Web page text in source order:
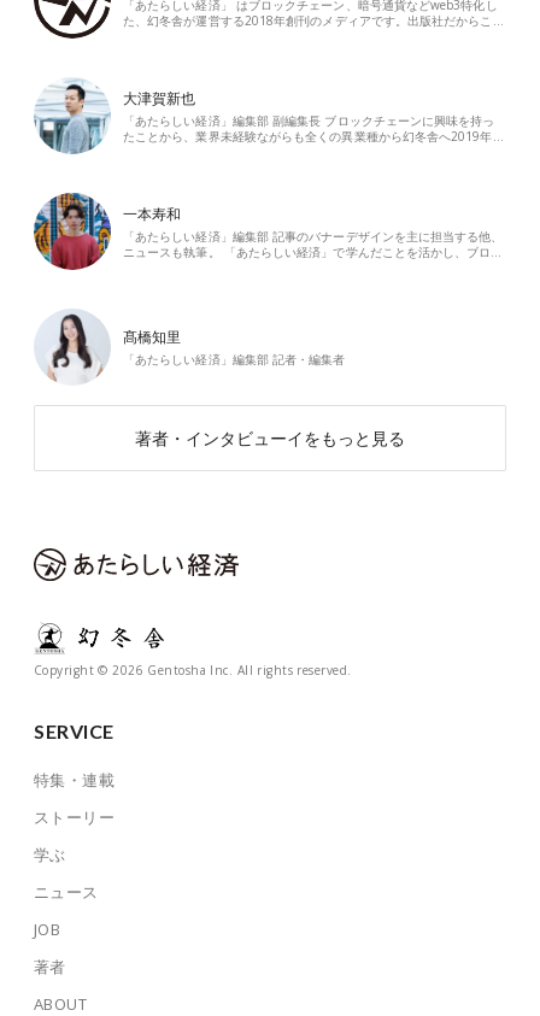
「あたらしい経済」 はブロックチェーン、暗号通貨などweb3特化し
た、幻冬舎が運営する2018年創刊のメディアです。出版社だからこ…
大津賀新也
「あたらしい経済」編集部 副編集長 ブロックチェーンに興味を持っ
たことから、業界未経験ながらも全くの異業種から幻冬舎へ2019年…
一本寿和
「あたらしい経済」編集部 記事のバナーデザインを主に担当する他、
ニュースも執筆。 「あたらしい経済」で学んだことを活かし、ブロ…
髙橋知里
「あたらしい経済」編集部 記者・編集者
著者・インタビューイをもっと見る
Copyright © 2026 Gentosha Inc. All rights reserved.
SERVICE
特集・連載
ストーリー
学ぶ
ニュース
JOB
著者
ABOUT